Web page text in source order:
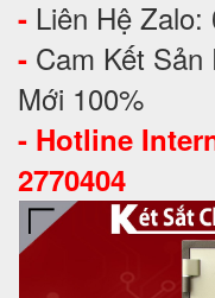
- Liên Hệ
- Cam Kết
Mới 100%
- Hotline
2770404